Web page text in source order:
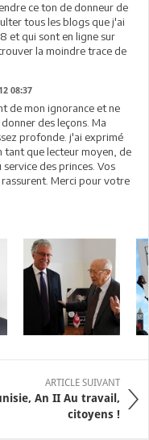
ce ton de donneur de
tous les blogs que j'ai
et qui sont en ligne sur
la moindre trace de
08:37
de mon ignorance et ne
des leçons. Ma
profonde. j'ai exprimé
tant que lecteur moyen, de
des princes. Vos
Merci pour votre
ARTICLE SUIVANT
An II Au travail,
citoyens !